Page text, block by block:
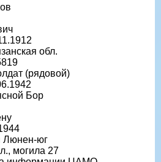
обл.
(рядовой)
Бор
Люнен-юг
могила 27